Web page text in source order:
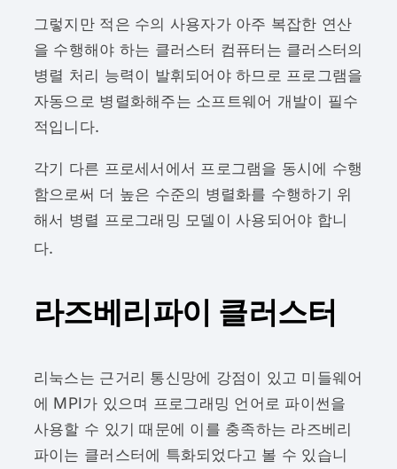
그렇지만 적은 수의 사용자가 아주 복잡한 연산
을 수행해야 하는 클러스터 컴퓨터는 클러스터의
병렬 처리 능력이 발휘되어야 하므로 프로그램을
자동으로 병렬화해주는 소프트웨어 개발이 필수
적입니다.
각기 다른 프로세서에서 프로그램을 동시에 수행
함으로써 더 높은 수준의 병렬화를 수행하기 위
해서 병렬 프로그래밍 모델이 사용되어야 합니
다.
라즈베리파이 클러스터
리눅스는 근거리 통신망에 강점이 있고 미들웨어
에 MPI가 있으며 프로그래밍 언어로 파이썬을
사용할 수 있기 때문에 이를 충족하는 라즈베리
파이는 클러스터에 특화되었다고 볼 수 있습니